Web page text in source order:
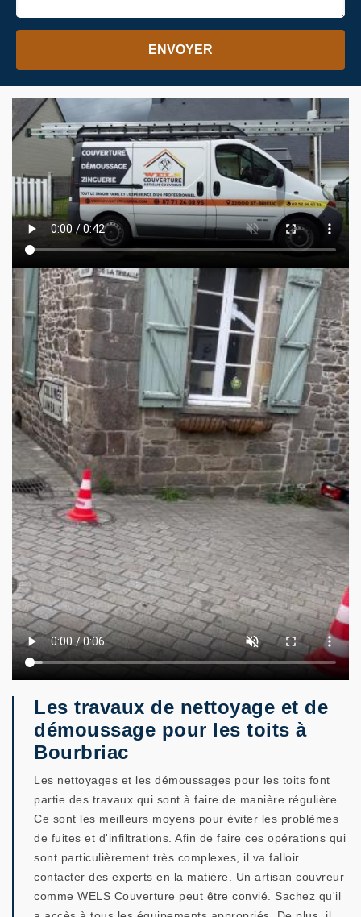
Les travaux de nettoyage et de
démoussage pour les toits à
Bourbriac
Les nettoyages et les démoussages pour les toits font
partie des travaux qui sont à faire de manière régulière.
Ce sont les meilleurs moyens pour éviter les problèmes
de fuites et d'infiltrations. Afin de faire ces opérations qui
sont particulièrement très complexes, il va falloir
contacter des experts en la matière. Un artisan couvreur
comme WELS Couverture peut être convié. Sachez qu'il